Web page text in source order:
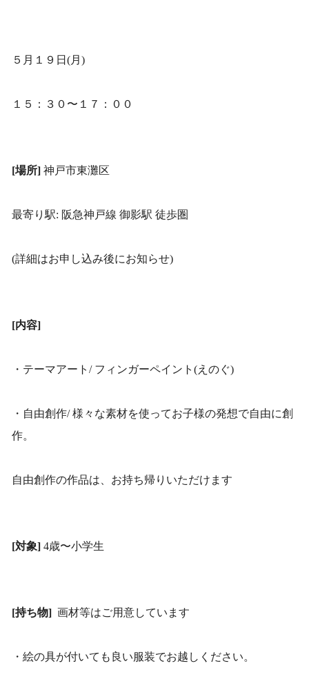
５月１９日(月)
１５：３０〜１７：００
[場所]神戸市東灘区
最寄り駅: 阪急神戸線 御影駅 徒歩圏
(詳細はお申し込み後にお知らせ)
[内容]
・テーマアート/ フィンガーペイント(えのぐ)
・自由創作/ 様々な素材を使ってお子様の発想で自由に創
作。
自由創作の作品は、お持ち帰りいただけます
[対象]4歳〜小学生
[持ち物] 画材等はご用意しています
・絵の具が付いても良い服装でお越しください。